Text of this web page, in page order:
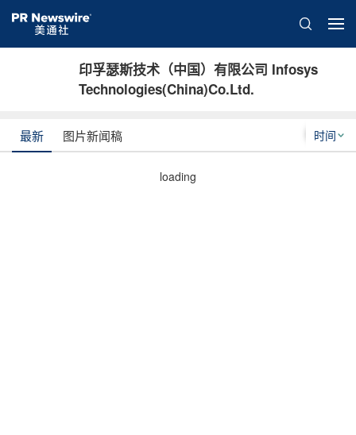
印孚瑟斯技术（中国）有限公司 Infosys
Technologies(China)Co.Ltd.
时间
最新 图片新闻稿
loading